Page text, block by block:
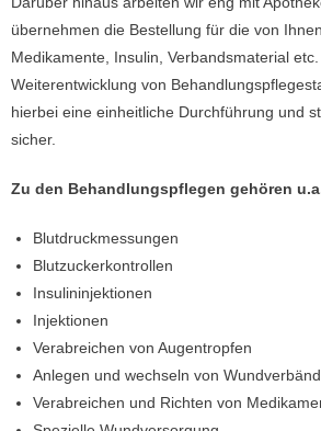
übernehmen die Bestellung für die von
Medikamente, Insulin, Verbandsmaterial
Weiterentwicklung von
hierbei eine einheitliche Durchführung und
sicher.
Zu den Behandlungspflegen gehören
Blutdruckmessungen
Blutzuckerkontrollen
Insulininjektionen
Injektionen
Verabreichen von Augentropfen
Anlegen und wechseln von
Verabreichen und Richten von